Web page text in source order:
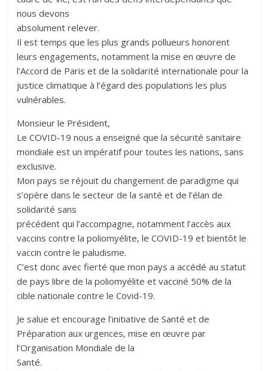
nous devons
absolument relever.
Il est temps que les plus grands pollueurs honorent
leurs engagements, notamment la mise en œuvre de
l’Accord de Paris et de la solidarité internationale pour la
justice climatique à l’égard des populations les plus
vulnérables.
Monsieur le Président,
Le COVID-19 nous a enseigné que la sécurité sanitaire
mondiale est un impératif pour toutes les nations, sans
exclusive.
Mon pays se réjouit du changement de paradigme qui
s’opère dans le secteur de la santé et de l’élan de
solidarité sans
précédent qui l’accompagne, notamment l’accès aux
vaccins contre la poliomyélite, le COVID-19 et bientôt le
vaccin contre le paludisme.
C’est donc avec fierté que mon pays a accédé au statut
de pays libre de la poliomyélite et vacciné 50% de la
cible nationale contre le Covid-19.
Je salue et encourage l’initiative de Santé et de
Préparation aux urgences, mise en œuvre par
l’Organisation Mondiale de la
Santé.